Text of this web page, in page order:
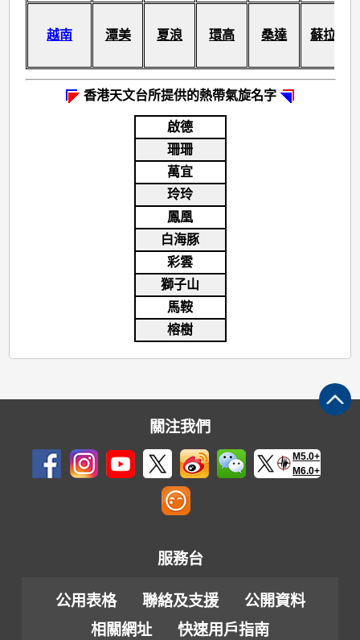
越南 潭美 夏浪 環高 桑達 蘇拉
香港天文台所提供的熱帶氣旋名字
啟德
珊珊
萬宜
玲玲
鳳凰
白海豚
彩雲
獅子山
馬鞍
榕樹
關注我們
M5.0+
M6.0+
服務台
公用表格 聯絡及支援
公開資料
相關網址
快速用戶指南